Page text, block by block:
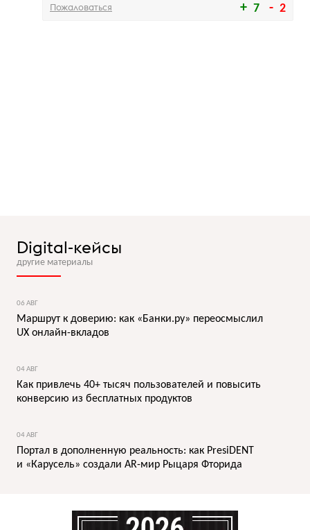
7 2
Пожаловаться
Digital-кейсы
другие материалы
06 АВГ
Маршрут к доверию: как «Банки.ру» переосмыслил
UX онлайн-вкладов
04 АВГ
Как привлечь 40+ тысяч пользователей и повысить
конверсию из бесплатных продуктов
04 АВГ
Портал в дополненную реальность: как PresiDENT
и «Карусель» создали AR-мир Рыцаря Фторида